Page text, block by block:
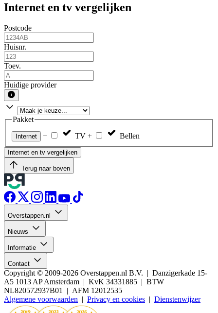
Internet en tv vergelijken
Postcode
Huisnr.
Toev.
Huidige provider
Pakket
Internet + TV + Bellen
Internet en tv vergelijken
Terug naar boven
Overstappen.nl
Nieuws
Informatie
Contact
Copyright © 2009-2026 Overstappen.nl B.V. | Danzigerkade 15-
A5 1013 AP Amsterdam | KvK 34331885 | BTW
NL820572937B01 | AFM 12012535
Algemene voorwaarden | Privacy en cookies | Dienstenwijzer